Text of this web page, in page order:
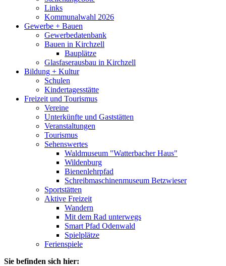
Links
Kommunalwahl 2026
Gewerbe + Bauen
Gewerbedatenbank
Bauen in Kirchzell
Bauplätze
Glasfaserausbau in Kirchzell
Bildung + Kultur
Schulen
Kindertagesstätte
Freizeit und Tourismus
Vereine
Unterkünfte und Gaststätten
Veranstaltungen
Tourismus
Sehenswertes
Waldmuseum "Watterbacher Haus"
Wildenburg
Bienenlehrpfad
Schreibmaschinenmuseum Betzwieser
Sportstätten
Aktive Freizeit
Wandern
Mit dem Rad unterwegs
Smart Pfad Odenwald
Spielplätze
Ferienspiele
Sie befinden sich hier: